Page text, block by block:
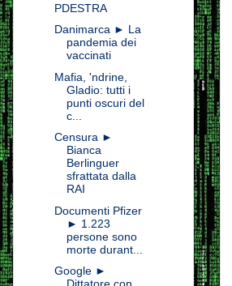
PDESTRA
Danimarca ► La
pandemia dei
vaccinati
Mafia, 'ndrine,
Gladio: tutti i
punti oscuri del
c...
Censura ►
Bianca
Berlinguer
sfrattata dalla
RAI
Documenti Pfizer
► 1.223
persone sono
morte durant...
Google ►